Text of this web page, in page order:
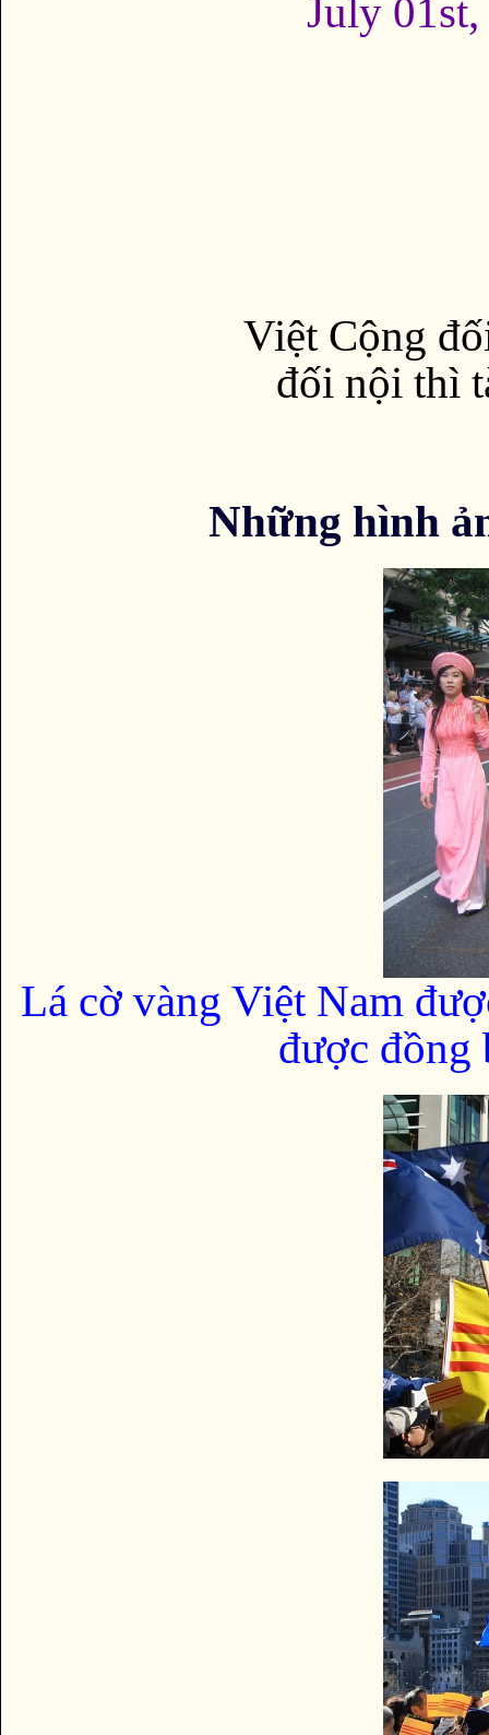
July
Việt Cộng
đối nội thì
Những hình
Lá cờ vàng Việt Nam
được đồng